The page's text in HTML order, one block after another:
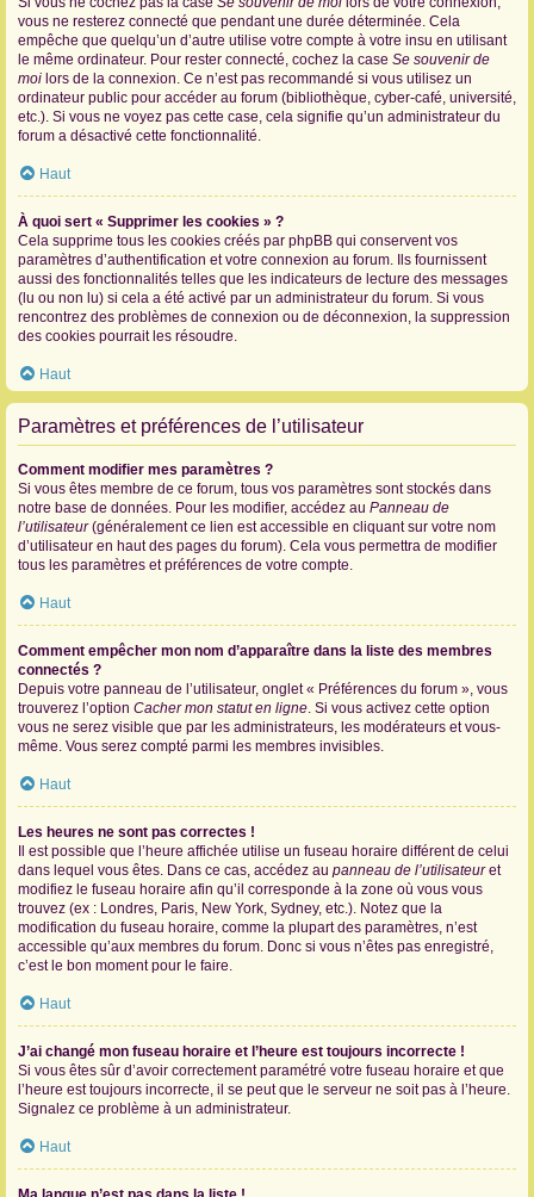
vous ne resterez connecté que pendant une durée déterminée. Cela
empêche que quelqu’un d’autre utilise votre compte à votre insu en utilisant
le même ordinateur. Pour rester connecté, cochez la case Se souvenir de
moi lors de la connexion. Ce n’est pas recommandé si vous utilisez un
ordinateur public pour accéder au forum (bibliothèque, cyber-café, université,
etc.). Si vous ne voyez pas cette case, cela signifie qu’un administrateur du
forum a désactivé cette fonctionnalité.
Haut
À quoi sert « Supprimer les cookies » ?
Cela supprime tous les cookies créés par phpBB qui conservent vos
paramètres d’authentification et votre connexion au forum. Ils fournissent
aussi des fonctionnalités telles que les indicateurs de lecture des messages
(lu ou non lu) si cela a été activé par un administrateur du forum. Si vous
rencontrez des problèmes de connexion ou de déconnexion, la suppression
des cookies pourrait les résoudre.
Haut
Paramètres et préférences de l’utilisateur
Comment modifier mes paramètres ?
Si vous êtes membre de ce forum, tous vos paramètres sont stockés dans
notre base de données. Pour les modifier, accédez au Panneau de
l’utilisateur(généralement ce lien est accessible en cliquant sur votre nom
d’utilisateur en haut des pages du forum). Cela vous permettra de modifier
tous les paramètres et préférences de votre compte.
Haut
Comment empêcher mon nom d’apparaître dans la liste des membres
connectés ?
Depuis votre panneau de l’utilisateur, onglet « Préférences du forum », vous
trouverez l’option Cacher mon statut en ligne. Si vous activez cette option
vous ne serez visible que par les administrateurs, les modérateurs et vous-
même. Vous serez compté parmi les membres invisibles.
Haut
Les heures ne sont pas correctes !
Il est possible que l’heure affichée utilise un fuseau horaire différent de celui
dans lequel vous êtes. Dans ce cas, accédez au panneau de l’utilisateuret
modifiez le fuseau horaire afin qu’il corresponde à la zone où vous vous
trouvez (ex : Londres, Paris, New York, Sydney, etc.). Notez que la
modification du fuseau horaire, comme la plupart des paramètres, n’est
accessible qu’aux membres du forum. Donc si vous n’êtes pas enregistré,
c’est le bon moment pour le faire.
Haut
J’ai changé mon fuseau horaire et l’heure est toujours incorrecte !
Si vous êtes sûr d’avoir correctement paramétré votre fuseau horaire et que
l’heure est toujours incorrecte, il se peut que le serveur ne soit pas à l’heure.
Signalez ce problème à un administrateur.
Haut